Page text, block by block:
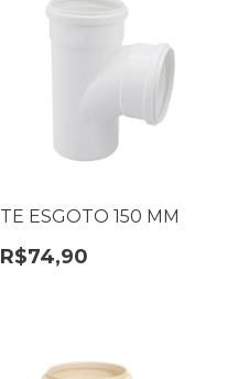
TE ESGOTO 150 MM
R$74,90